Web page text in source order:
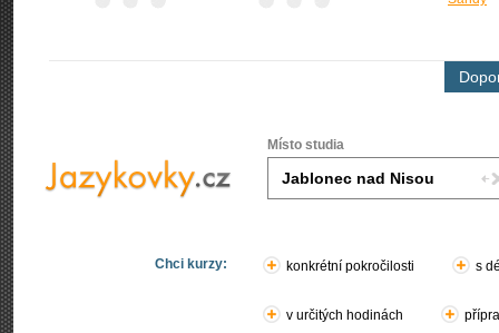
Místo studia
Chci kurzy: konkrétní pokročilosti s
v určitých hodinách